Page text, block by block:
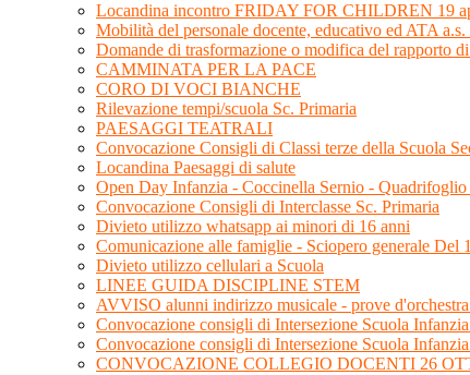
Locandina incontro FRIDAY FOR CHILDREN 19
Mobilità del personale docente, educativo ed ATA
Domande di trasformazione o modifica del rapporto
CAMMINATA PER LA PACE
CORO DI VOCI BIANCHE
Rilevazione tempi/scuola Sc. Primaria
PAESAGGI TEATRALI
Convocazione Consigli di Classi terze della Scuola
Locandina Paesaggi di salute
Open Day Infanzia - Coccinella Sernio -
Convocazione Consigli di Interclasse Sc. Primaria
Divieto utilizzo whatsapp ai minori di 16 anni
Comunicazione alle famiglie - Sciopero generale Del
Divieto utilizzo cellulari a Scuola
LINEE GUIDA DISCIPLINE STEM
AVVISO alunni indirizzo musicale - prove
Convocazione consigli di Intersezione Scuola
Convocazione consigli di Intersezione Scuola
CONVOCAZIONE COLLEGIO DOCENTI 26